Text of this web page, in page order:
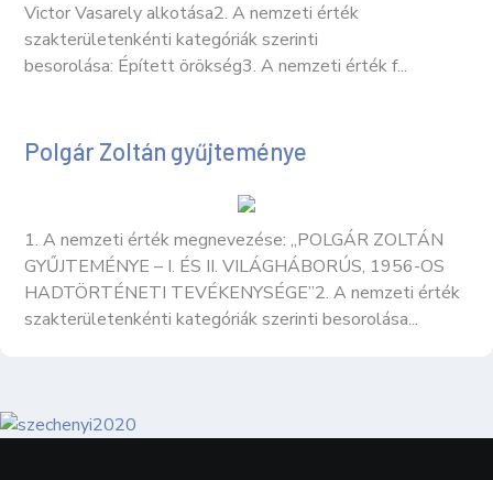
Victor Vasarely alkotása2. A nemzeti érték
szakterületenkénti kategóriák szerinti
besorolása: Épített örökség3. A nemzeti érték f...
Polgár Zoltán gyűjteménye
1. A nemzeti érték megnevezése: „POLGÁR ZOLTÁN
GYŰJTEMÉNYE – I. ÉS II. VILÁGHÁBORÚS, 1956-OS
HADTÖRTÉNETI TEVÉKENYSÉGE”2. A nemzeti érték
szakterületenkénti kategóriák szerinti besorolása...